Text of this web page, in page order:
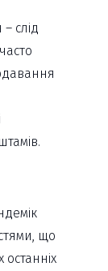
слід
що